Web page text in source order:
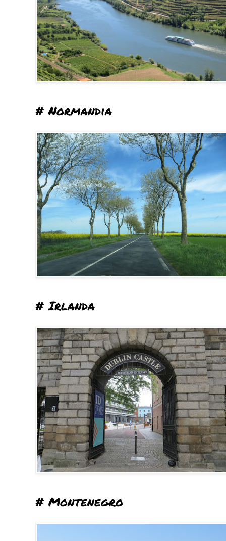
# Normandia
# Irlanda
# Montenegro